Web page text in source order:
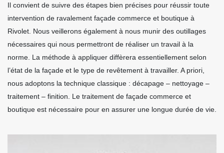
Il convient de suivre des étapes bien précises pour réussir toute
intervention de ravalement façade commerce et boutique à
Rivolet. Nous veillerons également à nous munir des outillages
nécessaires qui nous permettront de réaliser un travail à la
norme. La méthode à appliquer diffèrera essentiellement selon
l’état de la façade et le type de revêtement à travailler. A priori,
nous adoptons la technique classique : décapage – nettoyage –
traitement – finition. Le traitement de façade commerce et
boutique est nécessaire pour en assurer une longue durée de vie.